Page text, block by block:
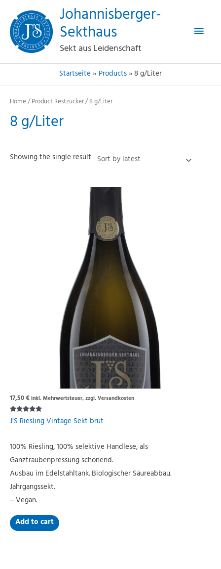
Inhalt
springen
Johannisberger-
Sekthaus
Sekt aus Leidenschaft
Startseite Products 8 g/Liter
Home/ Product Restzucker / 8 g/Liter
8 g/Liter
Showing the single result
17,50€inkl. Mehrwertsteuer, zzgl. Versandkosten
Rated
5.00
J’S Riesling Vintage Sekt brut
100% Riesling, 100% selektive Handlese, als
Ganztraubenpressung schonend.
Ausbau im Edelstahltank. Biologischer Säureabbau.
Jahrgangssekt.
– Vegan.
Add to cart